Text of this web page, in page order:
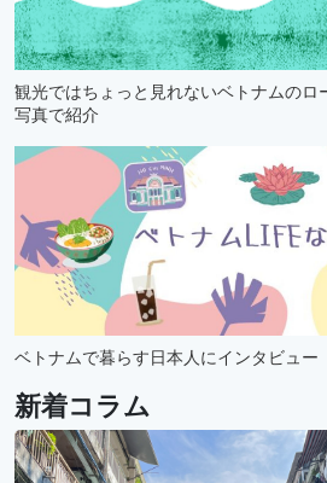
観光ではちょっと見れないベトナムのロ
写真で紹介
ベトナムで暮らす日本人にインタビュー
新着コラム